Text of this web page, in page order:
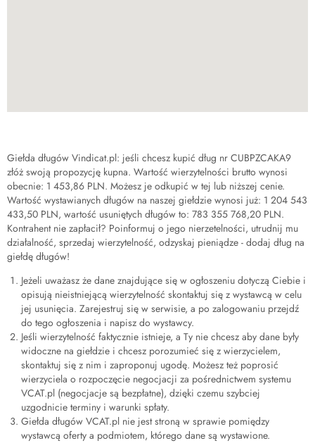
Giełda długów Vindicat.pl: jeśli chcesz kupić dług nr CUBPZCAKA9
złóż swoją propozycję kupna. Wartość wierzytelności brutto wynosi
obecnie: 1 453,86 PLN. Możesz je odkupić w tej lub niższej cenie.
Wartość wystawianych długów na naszej giełdzie wynosi już: 1 204 543
433,50 PLN, wartość usuniętych długów to: 783 355 768,20 PLN.
Kontrahent nie zapłacił? Poinformuj o jego nierzetelności, utrudnij mu
działalność, sprzedaj wierzytelność, odzyskaj pieniądze - dodaj dług na
giełdę długów!
Jeżeli uważasz że dane znajdujące się w ogłoszeniu dotyczą Ciebie i
opisują nieistniejącą wierzytelność skontaktuj się z wystawcą w celu
jej usunięcia. Zarejestruj się w serwisie, a po zalogowaniu przejdź
do tego ogłoszenia i napisz do wystawcy.
Jeśli wierzytelność faktycznie istnieje, a Ty nie chcesz aby dane były
widoczne na giełdzie i chcesz porozumieć się z wierzycielem,
skontaktuj się z nim i zaproponuj ugodę. Możesz też poprosić
wierzyciela o rozpoczęcie negocjacji za pośrednictwem systemu
VCAT.pl (negocjacje są bezpłatne), dzięki czemu szybciej
uzgodnicie terminy i warunki spłaty.
Giełda długów VCAT.pl nie jest stroną w sprawie pomiędzy
wystawcą oferty a podmiotem, którego dane są wystawione.